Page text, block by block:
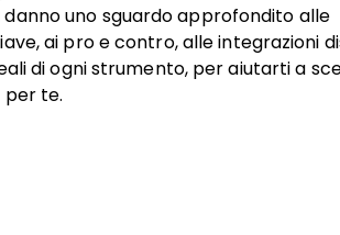
danno uno sguardo approfondito alle
ai pro e contro, alle integrazioni
di ogni strumento, per aiutarti a
per te.